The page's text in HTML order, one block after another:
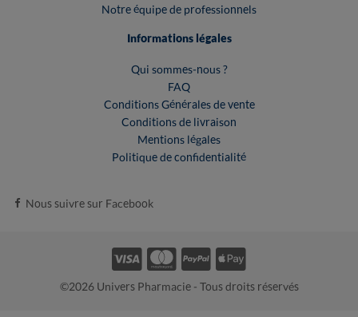
Notre équipe de professionnels
Informations légales
Qui sommes-nous ?
FAQ
Conditions Générales de vente
Conditions de livraison
Mentions légales
Politique de confidentialité
Nous suivre sur Facebook
©2026 Univers Pharmacie - Tous droits réservés